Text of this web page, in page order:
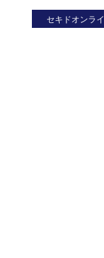
セキドオンラ